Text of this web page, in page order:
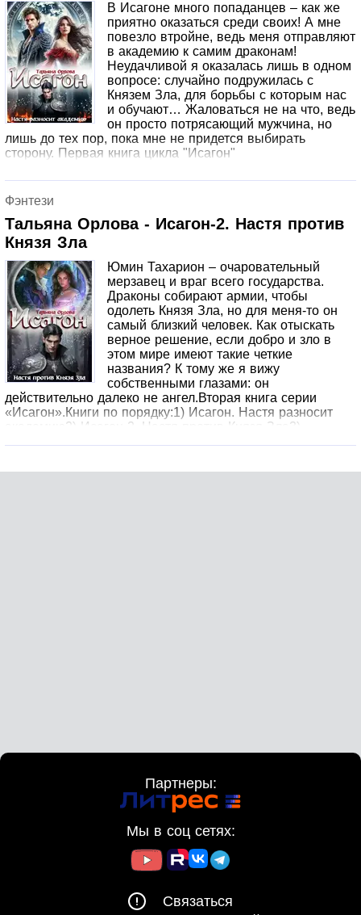
В Исагоне много попаданцев – как же
приятно оказаться среди своих! А мне
повезло втройне, ведь меня отправляют
в академию к самим драконам!
Неудачливой я оказалась лишь в одном
вопросе: случайно подружилась с
Князем Зла, для борьбы с которым нас
и обучают… Жаловаться не на что, ведь
он просто потрясающий мужчина, но
лишь до тех пор, пока мне не придется выбирать
сторону. Первая книга цикла "Исагон"
Фэнтези
Тальяна Орлова - Исагон-2. Настя против
Князя Зла
Юмин Тахарион – очаровательный
мерзавец и враг всего государства.
Драконы собирают армии, чтобы
одолеть Князя Зла, но для меня-то он
самый близкий человек. Как отыскать
верное решение, если добро и зло в
этом мире имеют такие четкие
названия? К тому же я вижу
собственными глазами: он
действительно далеко не ангел.Вторая книга серии
«Исагон».Книги по порядку:1) Исагон. Настя разносит
академию2) Исагон-2. Настя против Князя Зла3)
Партнеры:
Мы в соц сетях:
Связаться